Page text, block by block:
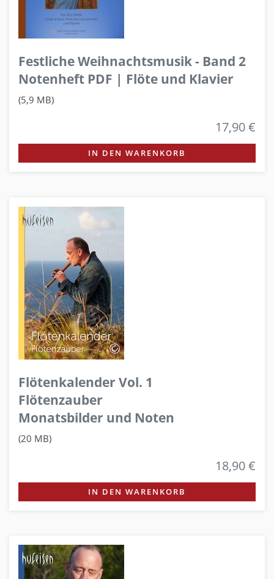
Festliche Weihnachtsmusik - Band 2
Notenheft PDF | Flöte und Klavier
(5,9 MB)
17,90 €
IN DEN WARENKORB
Flötenkalender Vol. 1
Flötenzauber
Monatsbilder und Noten
(20 MB)
18,90 €
IN DEN WARENKORB